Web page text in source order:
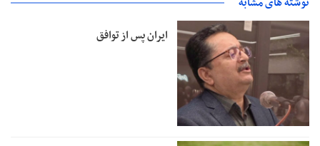
ایران پس از توافق